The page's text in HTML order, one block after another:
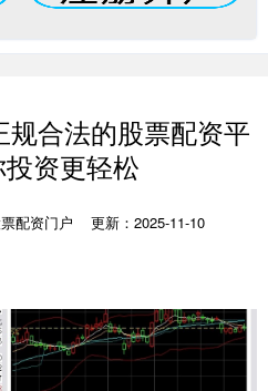
合法的股票配资平
资更轻松
配资门户
更新：2025-11-10